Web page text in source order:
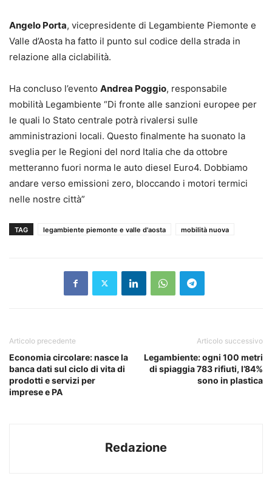
Angelo Porta, vicepresidente di Legambiente Piemonte e
Valle d’Aosta ha fatto il punto sul codice della strada in
relazione alla ciclabilità.
Ha concluso l’evento Andrea Poggio, responsabile
mobilità Legambiente “Di fronte alle sanzioni europee per
le quali lo Stato centrale potrà rivalersi sulle
amministrazioni locali. Questo finalmente ha suonato la
sveglia per le Regioni del nord Italia che da ottobre
metteranno fuori norma le auto diesel Euro4. Dobbiamo
andare verso emissioni zero, bloccando i motori termici
nelle nostre città”
TAG legambiente piemonte e valle d'aosta mobilità nuova
Articolo precedente
Economia circolare: nasce la
banca dati sul ciclo di vita di
prodotti e servizi per
imprese e PA
Articolo successivo
Legambiente: ogni 100 metri
di spiaggia 783 rifiuti, l’84%
sono in plastica
Redazione